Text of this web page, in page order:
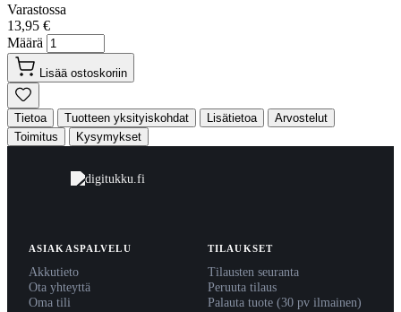
Varastossa
13,95 €
Määrä
Lisää ostoskoriin
Tietoa Tuotteen yksityiskohdat Lisätietoa
Arvostelut
Toimitus
Kysymykset
ASIAKASPALVELU
Akkutieto
Ota yhteyttä
Oma tili
TILAUKSET
Tilausten seuranta
Peruuta tilaus
Palauta tuote (30 pv ilmainen)